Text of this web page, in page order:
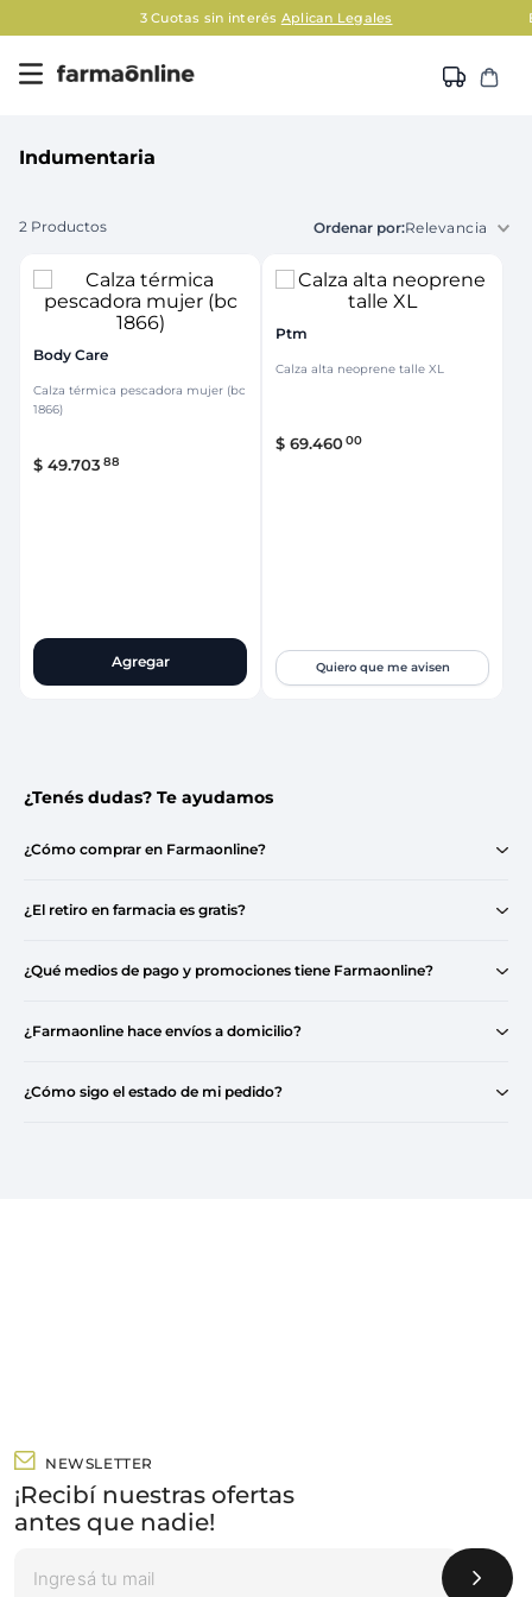
3 Cuotas sin interés Aplican Legales
Indumentaria
2 Productos Relevancia
Body Care
Calza térmica pescadora mujer (bc
1866)
$ 49.703 88
Agregar
Ptm
Calza alta neoprene talle XL
$ 69.46000
Quiero que me avisen
¿Tenés dudas? Te ayudamos
¿Cómo comprar en Farmaonline?
¿El retiro en farmacia es gratis?
¿Qué medios de pago y promociones tiene Farmaonline?
¿Farmaonline hace envíos a domicilio?
¿Cómo sigo el estado de mi pedido?
NEWSLETTER
¡Recibí nuestras ofertas
antes que nadie!